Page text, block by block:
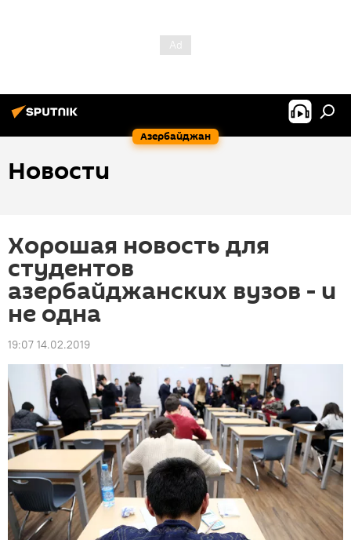
Азербайджан
Новости
Хорошая новость для
студентов
азербайджанских вузов - и
не одна
19:07 14.02.2019